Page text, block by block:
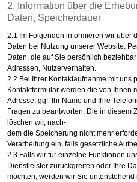
2. Information über die
Daten, Speicherdauer
2.1 Im Folgenden informieren wir über
Daten bei Nutzung unserer Website.
Daten, die auf Sie persönlich
Adressen, Nutzerverhalten.
2.2 Bei Ihrer Kontaktaufnahme mit uns
Kontaktformular werden die von Ihnen
Adresse, ggf. Ihr Name und Ihre
Fragen zu beantworten. Die in diesem
löschen wir, nach-
dem die Speicherung nicht mehr
Verarbeitung ein, falls gesetzliche
2.3 Falls wir für einzelne Funktionen
Dienstleister zurückgreifen oder Ihre
möchten, werden wir Sie